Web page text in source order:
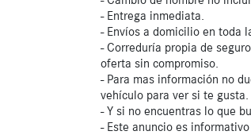
- Entrega inmediata.
- Envíos a domicilio en toda
- Correduría propia de
oferta sin compromiso.
- Para mas información no
vehículo para ver si te gusta.
- Y si no encuentras lo que
- Este anuncio es